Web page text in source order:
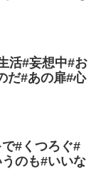
活#妄想中#お
だ#あの扉#心
#くつろぐ#
のも#いいな